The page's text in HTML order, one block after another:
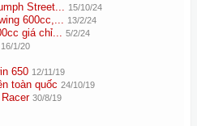
Street... 15/10/24
600cc,... 13/2/24
giá chỉ... 5/2/24
16/1/20
650 12/11/19
toàn quốc 24/10/19
30/8/19